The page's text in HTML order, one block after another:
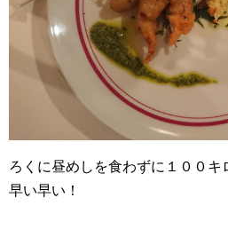
ろくに昼めしを食わずに１００
早い早い！